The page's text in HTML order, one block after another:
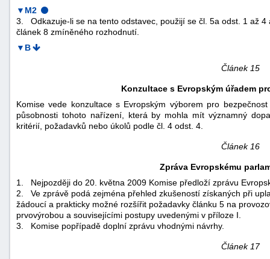
▼M2
3.
Odkazuje-li se na tento odstavec, použijí se čl. 5a odst. 1 až
článek 8 zmíněného rozhodnutí.
▼B
Článek 15
Konzultace s Evropským úřadem
Komise vede konzultace s Evropským výborem pro
působnosti tohoto nařízení, která by mohla mít významný
kritérií, požadavků nebo úkolů podle čl. 4 odst. 4.
Článek 16
Zpráva Evropskému
1.
Nejpozději do 20. května 2009 Komise předloží zprávu
2.
Ve zprávě podá zejména přehled zkušeností získaných při
žádoucí a prakticky možné rozšířit požadavky článku 5 na
prvovýrobou a souvisejícími postupy uvedenými v příloze I.
3.
Komise popřípadě doplní zprávu vhodnými návrhy.
Článek 17